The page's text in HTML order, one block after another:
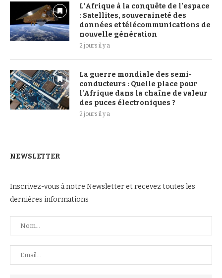
L’Afrique à la conquête de l’espace
: Satellites, souveraineté des
données et télécommunications de
nouvelle génération
2 jours il y a
La guerre mondiale des semi-
conducteurs : Quelle place pour
l’Afrique dans la chaîne de valeur
des puces électroniques ?
2 jours il y a
NEWSLETTER
Inscrivez-vous à notre Newsletter et recevez toutes les
dernières informations